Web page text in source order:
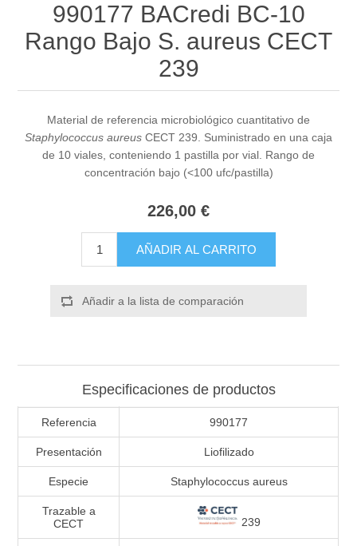
990177 BACredi BC-10
Rango Bajo S. aureus CECT
239
Material de referencia microbiológico cuantitativo de
Staphylococcus aureus CECT 239. Suministrado en una caja
de 10 viales, conteniendo 1 pastilla por vial. Rango de
concentración bajo (<100 ufc/pastilla)
226,00 €
AÑADIR AL CARRITO
Añadir a la lista de comparación
Especificaciones de productos
Referencia 990177
Presentación Liofilizado
Especie Staphylococcus aureus
Trazable a
CECT
239